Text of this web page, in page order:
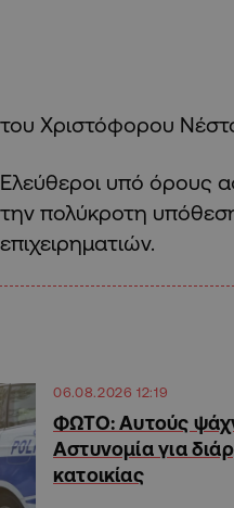
του Χριστόφορου
Ελεύθεροι υπό όρους
την πολύκροτη
επιχειρηματιών.
06.08.2026 12:19
ΦΩΤΟ: Αυτούς
Αστυνομία για
κατοικίας